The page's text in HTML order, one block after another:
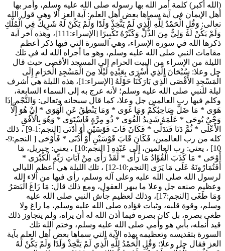
(الله أكبر) كلمة أمر الله بها رسوله صلى الله عليه وسلم، وأمر بها
أهل الإيمان في آية سماها بعض أهل العلم: آية العز ألا وهي قول الله
تعالى: وَقُلِ الْحَمْدُ لِلَّهِ الَّذِي لَمْ يَتَّخِذْ وَلَدًا وَلَمْ يَكُنْ لَهُ شَرِيكٌ فِي الْمُلْكِ
وَلَمْ يَكُنْ لَهُ وَلِيٌّ مِنَ الذُّلِّ وَكَبِّرْهُ تَكْبِيرًا
[الإسراء:111]، وهذه آخر آية
ذكرها الله في سورة الإسراء، وهي السورة التي فيها ذكر أعظم
مقامات النبي صلى الله عليه وسلم، وهو ما أجراه الله له في تلك
الليلة من الإسراء من البيت الحرام إلى المسجد الأقصى حيث قال
جل وعلا: سُبْحَانَ الَّذِي أَسْرَى بِعَبْدِهِ لَيْلًا مِنَ الْمَسْجِدِ الْحَرَامِ إِلَى
الْمَسْجِدِ الأَقْصَى الَّذِي بَارَكْنَا حَوْلَهُ
[الإسراء:1]، هذه الليلة هي أشرف
ليلة للنبي صلى الله عليه وسلم؛ لأنه عرج به إلى السماء السابعة،
وكلم فيها رب العالمين جل وعلا، كما قال سبحانه وتعالى: وَالنَّجْمِ إِذَا
هَوَى * مَا ضَلَّ صَاحِبُكُمْ وَمَا غَوَى * وَمَا يَنْطِقُ عَنِ الْهَوَى * إِنْ هُوَ إِلَّا
وَحْيٌ يُوحَى * عَلَّمَهُ شَدِيدُ الْقُوَى * ذُو مِرَّةٍ فَاسْتَوَى * وَهُوَ بِالأُفُقِ
الأَعْلَى * ثُمَّ دَنَا فَتَدَلَّى * فَكَانَ قَابَ قَوْسَيْنِ أَوْ أَدْنَى
[النجم:1-9] ، ذلك
كله من رب العالمين، فَكَانَ قَابَ قَوْسَيْنِ أَوْ أَدْنَى * فَأَوْحَى
[ النجم:9-
10] ، يعني: رب العالمين،
إِلَى عَبْدِهِ [ النجم:10] ، يعني: جبريل،
مَا
أَوْحَى * مَا كَذَبَ الْفُؤَادُ مَا رَأَى * لَقَدْ رَأَى مِنْ آيَاتِ رَبِّهِ الْكُبْرَى *
أَفَتُمَارُونَهُ عَلَى مَا يَرَى
[النجم:10-12] ، تلك الليلة هي أعظم الليالي
لرسول الله صلى الله عليه وعلى آله وسلم، رأى فيها من آلاء الله
وعظيم صنعه جل وعلا ما يبهر العقول، ومع ذلك قال: مَا زَاغَ الْبَصَرُ
وَمَا طَغَى
[النجم:17]، وذلك لعظيم جأش النبي صلى الله عليه
وسلم، وقوة قلبه، وثبات فؤاده صلى الله عليه وسلم، ما زاغ ولا
طغى بصره، بل كان بصره فيما أذن الله له أن يراه، ولم يتجاوز ذلك
قيد أنمله، بأبي هو وأمي صلى الله عليه وسلم، وختم الله تلك
السورة بتقديسه وتعظيمه بهذه الآية التي سماها بعض أهل العلم بآية
العز فقال جل وعلا: وَقُلِ الْحَمْدُ لِلَّهِ الَّذِي لَمْ يَتَّخِذْ وَلَدًا وَلَمْ يَكُنْ لَهُ